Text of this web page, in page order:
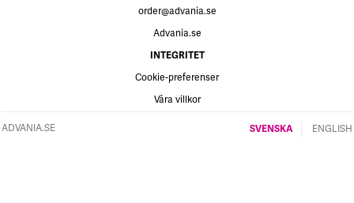
order@advania.se
Advania.se
INTEGRITET
Cookie-preferenser
Våra villkor
ADVANIA.SE SVENSKA ENGLISH